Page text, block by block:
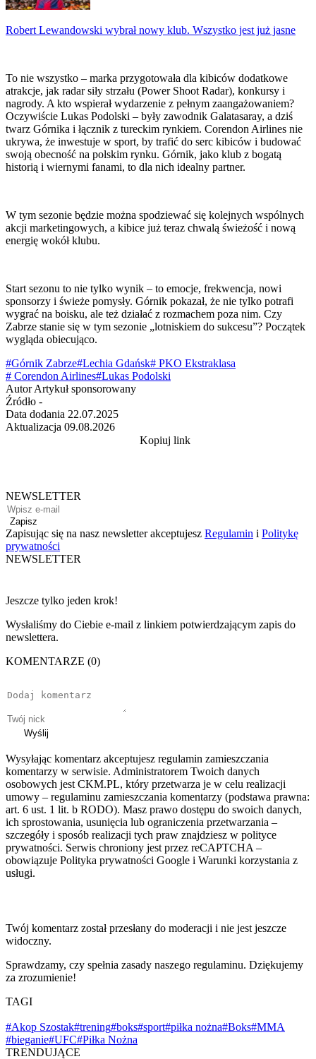
Robert Lewandowski wybrał nowy klub. Wszystko jest już jasne
To nie wszystko – marka przygotowała dla kibiców dodatkowe
atrakcje, jak radar siły strzału (Power Shoot Radar), konkursy i
nagrody. A kto wspierał wydarzenie z pełnym zaangażowaniem?
Oczywiście Lukas Podolski – były zawodnik Galatasaray, a dziś
twarz Górnika i łącznik z tureckim rynkiem. Corendon Airlines nie
ukrywa, że inwestuje w sport, by trafić do serc kibiców i budować
swoją obecność na polskim rynku. Górnik, jako klub z bogatą
historią i wiernymi fanami, to dla nich idealny partner.
W tym sezonie będzie można spodziewać się kolejnych wspólnych
akcji marketingowych, a kibice już teraz chwalą świeżość i nową
energię wokół klubu.
Start sezonu to nie tylko wynik – to emocje, frekwencja, nowi
sponsorzy i świeże pomysły. Górnik pokazał, że nie tylko potrafi
wygrać na boisku, ale też działać z rozmachem poza nim. Czy
Zabrze stanie się w tym sezonie „lotniskiem do sukcesu”? Początek
wygląda obiecująco.
#Górnik Zabrze#Lechia Gdańsk# PKO Ekstraklasa
# Corendon Airlines#Lukas Podolski
Autor Artykuł sponsorowany
Źródło -
Data dodania 22.07.2025
Aktualizacja 09.08.2026
Kopiuj link
NEWSLETTER
Zapisz
Zapisując się na nasz newsletter akceptujesz Regulamin i Politykę
prywatności
NEWSLETTER
Jeszcze tylko jeden krok!
Wysłaliśmy do Ciebie e-mail z linkiem potwierdzającym zapis do
newslettera.
KOMENTARZE (0)
Wyślij
Wysyłając komentarz akceptujesz regulamin zamieszczania
komentarzy w serwisie. Administratorem Twoich danych
osobowych jest CKM.PL, który przetwarza je w celu realizacji
umowy – regulaminu zamieszczania komentarzy (podstawa prawna:
art. 6 ust. 1 lit. b RODO). Masz prawo dostępu do swoich danych,
ich sprostowania, usunięcia lub ograniczenia przetwarzania –
szczegóły i sposób realizacji tych praw znajdziesz w polityce
prywatności. Serwis chroniony jest przez reCAPTCHA –
obowiązuje Polityka prywatności Google i Warunki korzystania z
usługi.
Twój komentarz został przesłany do moderacji i nie jest jeszcze
widoczny.
Sprawdzamy, czy spełnia zasady naszego regulaminu. Dziękujemy
za zrozumienie!
TAGI
#Akop Szostak#trening#boks#sport#piłka nożna#Boks#MMA
#bieganie#UFC#Piłka Nożna
TRENDUJĄCE